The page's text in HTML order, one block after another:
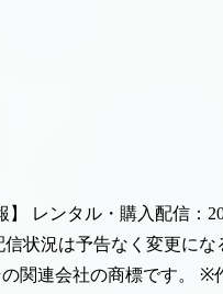
】 レンタル・購入配信：
状況は予告なく変更にな
関連会社の商標です。
※